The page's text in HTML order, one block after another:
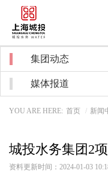
关于我们
新闻中心
招贤纳士
集团动态
媒体报道
YOU ARE HERE: 首页 / 新闻
城投水务集团2
资料更新时间：2024-01-03